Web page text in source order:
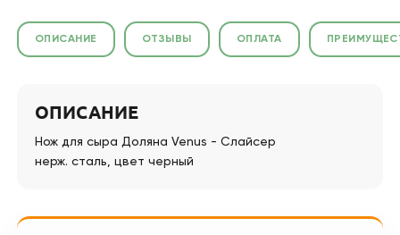
ОПИСАНИЕ ОТЗЫВЫ ОПЛАТА
ОПИСАНИЕ
Нож для сыра Доляна Venus - Слайсер
нерж. сталь, цвет черный